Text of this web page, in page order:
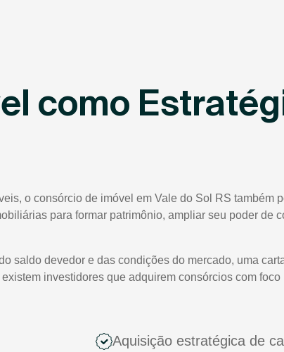
como
o consórcio de imóvel em Vale do Sol RS também
para formar patrimônio, ampliar seu poder de
saldo devedor e das condições do mercado, uma
investidores que adquirem consórcios com
Aquisição estratégica de